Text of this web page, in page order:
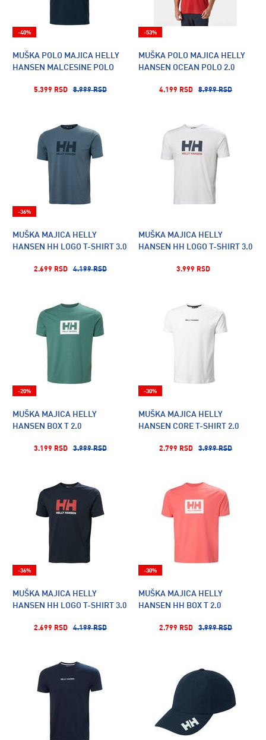
MUŠKA POLO MAJICA HELLY
HANSEN MALCESINE POLO
5.399 RSD 8.999 RSD
-40%
MUŠKA POLO MAJICA HELLY
HANSEN OCEAN POLO 2.0
4.199 RSD 8.999 RSD
-53%
MUŠKA MAJICA HELLY
HANSEN HH LOGO T-SHIRT 3.0
2.699 RSD 4.199 RSD
-36%
MUŠKA MAJICA HELLY
HANSEN HH LOGO T-SHIRT 3.0
3.999 RSD
MUŠKA MAJICA HELLY
HANSEN BOX T 2.0
3.199 RSD 3.999 RSD
-20%
MUŠKA MAJICA HELLY
HANSEN CORE T-SHIRT 2.0
2.799 RSD 3.999 RSD
-30%
MUŠKA MAJICA HELLY
HANSEN HH LOGO T-SHIRT 3.0
2.699 RSD 4.199 RSD
-36%
MUŠKA MAJICA HELLY
HANSEN HH BOX T 2.0
2.799 RSD 3.999 RSD
-30%